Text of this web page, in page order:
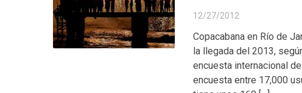
12/27/2012
Copacabana en Río de
la llegada del 2013,
encuesta internacional
encuesta entre 17,000